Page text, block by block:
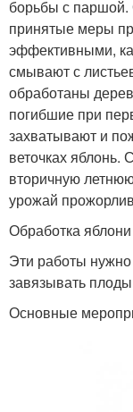
борьбы с паршой.
принятые меры
эффективными,
смывают с
обработаны
погибшие при
захватывают и
веточках
вторичную
урожай
Обработка
Эти работы нужно
завязывать
Основные